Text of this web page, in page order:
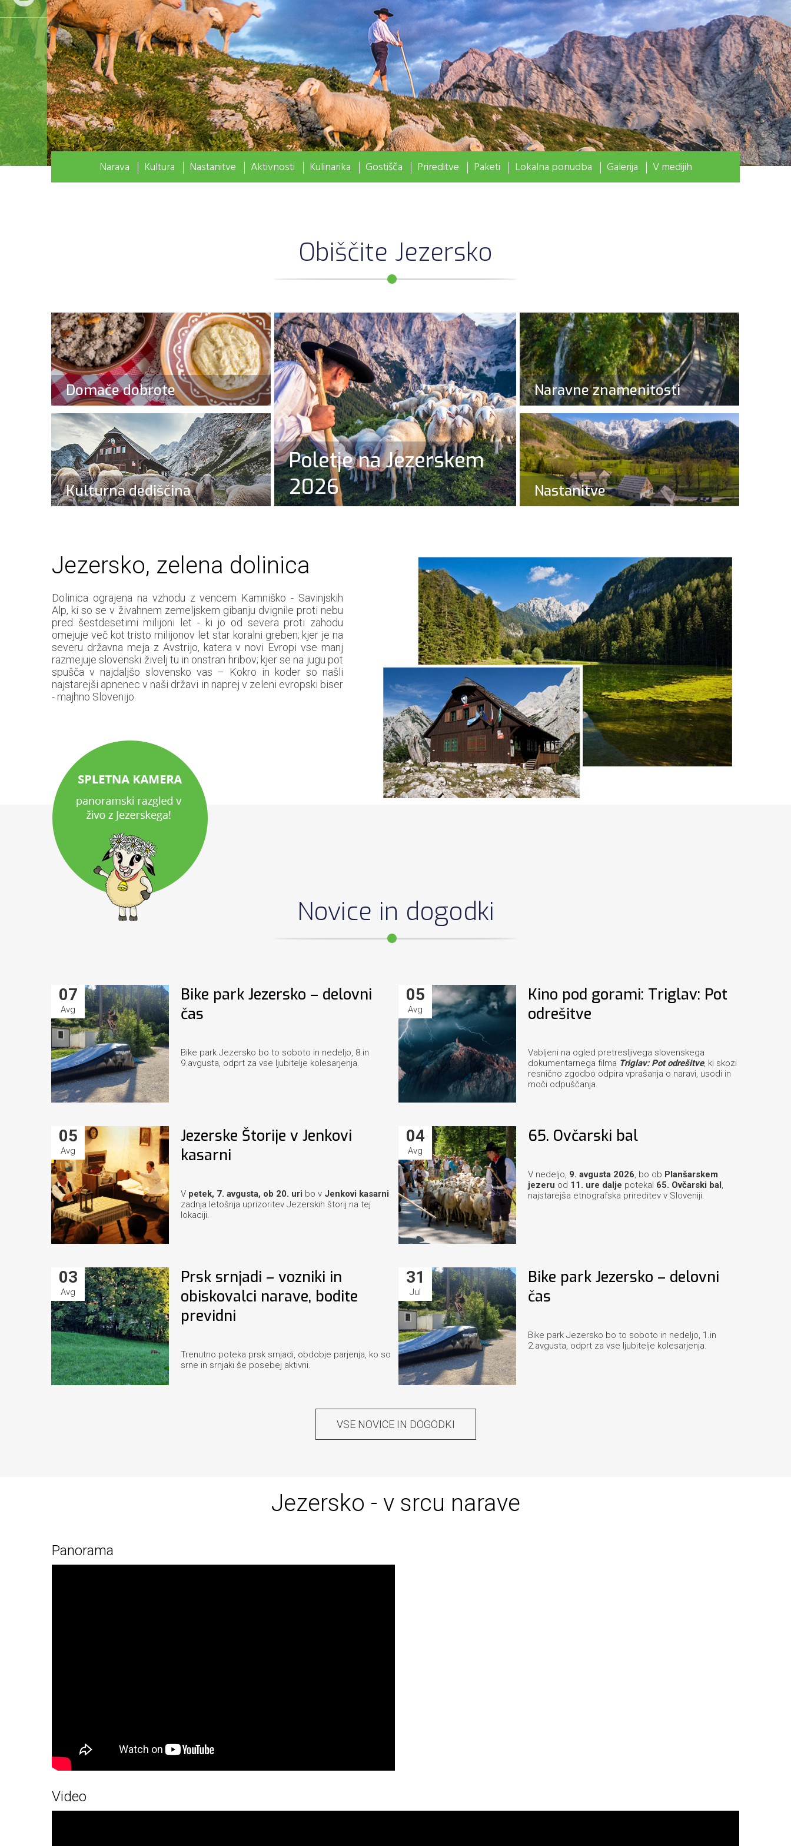
Narava Kultura Nastanitve Aktivnosti Kulinarika Gostišča Prireditve Paketi Lokalna ponudba Galerija V medijih
Obiščite Jezersko
Domače dobrote
Kulturna dediščina
Poletje na Jezerskem
2026
Naravne znamenitosti
Nastanitve
Jezersko, zelena dolinica
Dolinica ograjena na vzhodu z vencem Kamniško - Savinjskih
Alp, ki so se v živahnem zemeljskem gibanju dvignile proti nebu
pred šestdesetimi milijoni let - ki jo od severa proti zahodu
omejuje več kot tristo milijonov let star koralni greben; kjer je na
severu državna meja z Avstrijo, katera v novi Evropi vse manj
razmejuje slovenski živelj tu in onstran hribov; kjer se na jugu pot
spušča v najdaljšo slovensko vas – Kokro in koder so našli
najstarejši apnenec v naši državi in naprej v zeleni evropski biser
- majhno Slovenijo.
Novice in dogodki
07
Avg
Bike park Jezersko – delovni
čas
Bike park Jezersko bo to soboto in nedeljo, 8.in
9.avgusta, odprt za vse ljubitelje kolesarjenja.
05
Avg
Kino pod gorami: Triglav: Pot
odrešitve
Vabljeni na ogled pretresljivega slovenskega
dokumentarnega filma Triglav: Pot odrešitve, ki skozi
resnično zgodbo odpira vprašanja o naravi, usodi in
moči odpuščanja.
05
Avg
Jezerske Štorije v Jenkovi
kasarni
V petek, 7. avgusta, ob 20. uri bo v Jenkovi kasarni
zadnja letošnja uprizoritev Jezerskih štorij na tej
lokaciji.
04
Avg
65. Ovčarski bal
V nedeljo, 9. avgusta 2026 , bo ob Planšarskem
jezeru od 11. ure dalje potekal 65. Ovčarski bal
najstarejša etnografska prireditev v Sloveniji.
03
Avg
Prsk srnjadi – vozniki in
obiskovalci narave, bodite
previdni
Trenutno poteka prsk srnjadi, obdobje parjenja, ko so
srne in srnjaki še posebej aktivni.
31
Jul
Bike park Jezersko – delovni
čas
Bike park Jezersko bo to soboto in nedeljo, 1.in
2.avgusta, odprt za vse ljubitelje kolesarjenja.
VSE NOVICE IN DOGODKI
Jezersko - v srcu narave
Panorama
Video